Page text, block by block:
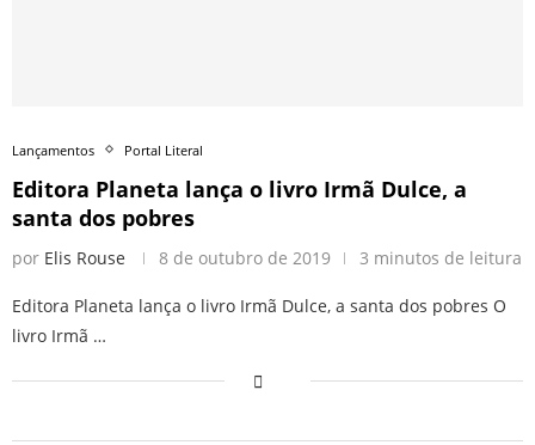
Lançamentos Portal Literal
Editora Planeta lança o livro Irmã Dulce, a
santa dos pobres
por Elis Rouse 8 de outubro de 2019 3 minutos de leitura
Editora Planeta lança o livro Irmã Dulce, a santa dos pobres O
livro Irmã …